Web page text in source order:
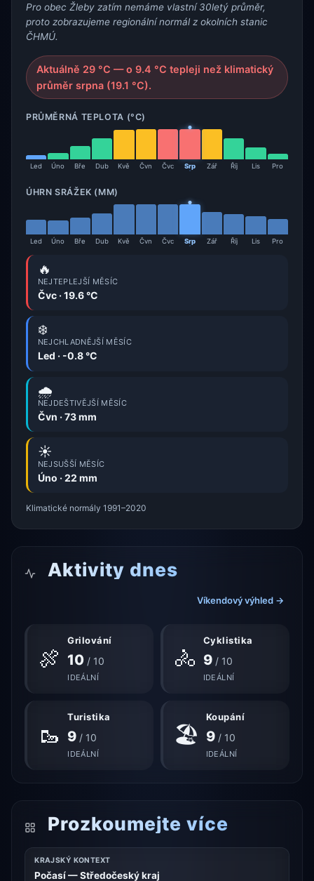
Pro obec Žleby zatím nemáme vlastní 30letý průměr,
proto zobrazujeme regionální normál z okolních stanic
ČHMÚ.
Aktuálně 29 °C — o 9.4 °C tepleji než klimatický
průměr srpna (19.1 °C).
PRŮMĚRNÁ TEPLOTA (°C)
Led Úno Bře Dub Kvě Čvn Čvc Srp Zář Říj Lis Pro
ÚHRN SRÁŽEK (MM)
Led Úno Bře Dub Kvě Čvn Čvc Srp Zář Říj Lis Pro
🔥
NEJTEPLEJŠÍ MĚSÍC
Čvc · 19.6 °C
❄️
NEJCHLADNĚJŠÍ MĚSÍC
Led · -0.8 °C
🌧️
NEJDEŠTIVĚJŠÍ MĚSÍC
Čvn · 73 mm
☀️
NEJSUŠŠÍ MĚSÍC
Úno · 22 mm
Klimatické normály 1991–2020
Aktivity dnes
Víkendový výhled →
🍖
Grilování
10 / 10
IDEÁLNÍ
🚴
Cyklistika
9/ 10
IDEÁLNÍ
🥾
Turistika
9 / 10
IDEÁLNÍ
🏖
Koupání
9/ 10
IDEÁLNÍ
Prozkoumejte více
KRAJSKÝ KONTEXT
Počasí — Středočeský kraj